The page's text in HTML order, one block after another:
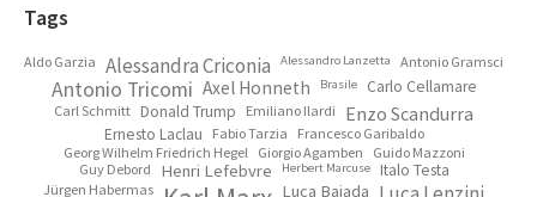
Footer
Tags
Aldo Garzia Alessandra Criconia Alessandro Lanzetta Antonio Gramsci
Antonio Tricomi Axel Honneth Brasile Carlo Cellamare
Carl Schmitt Donald Trump Emiliano Ilardi Enzo Scandurra
Ernesto Laclau Fabio Tarzia
Francesco Garibaldo
Georg Wilhelm Friedrich Hegel
Giorgio Agamben
Guido Mazzoni
Guy Debord
Henri Lefebvre Herbert Marcuse Italo Testa
Jürgen Habermas Luca Baiada